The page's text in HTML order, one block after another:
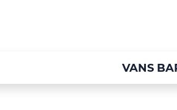
VANS